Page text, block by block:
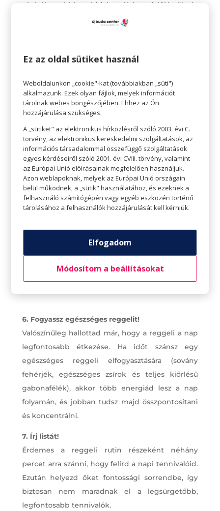
sétáról a kiskutyáddal, néhány felülésről és
fekvőtámaszról vagy bármi másról, a napot
megfelelő a számodra, és ütemezd be a
hosszúnak vagy intenzívnek lennie, csak legyen
minden reggel egy kis mozgás. Aki reggel edz,
egész nap jól érzi magát, és az anyagcseréjének
is lendületet ad. Te se hagyd ki!
6. Fogyassz egészséges reggelit!
Valószínűleg hallottad már, hogy a reggeli a nap
legfontosabb étkezése. Ha időt szánsz egy
egészséges reggeli elfogyasztására (sovány
fehérjék, egészséges zsírok és teljes kiőrlésű
gabonafélék), akkor több energiád lesz a nap
folyamán, és jobban tudsz majd összpontosítani
és koncentrálni.
7. Írj listát!
Érdemes a reggeli rutin részeként néhány
percet arra szánni, hogy felírd a napi tennivalóid.
Ezután helyezd őket fontossági sorrendbe, így
biztosan nem maradnak el a legsürgetőbb,
legfontosabb tennivalók.
Ez az oldal sütiket használ
Weboldalunkon „cookie"-kat (továbbiakban „süti")
alkalmazunk. Ezek olyan fájlok, melyek információt
tárolnak webes böngészőjében. Ehhez az Ön
hozzájárulása szükséges.
A „sütiket" az elektronikus hírközlésről szóló 2003. évi C.
törvény, az elektronikus kereskedelmi szolgáltatások, az
információs társadalommal összefüggő szolgáltatások
egyes kérdéseiről szóló 2001. évi CVIII. törvény, valamint
az Európai Unió előírásainak megfelelően használjuk.
Azon weblapoknak, melyek az Európai Unió országain
belül működnek, a „sütik" használatához, és ezeknek a
felhasználó számítógépén vagy egyéb eszközén történő
tárolásához a felhasználók hozzájárulását kell kérniük.
Elfogadom
Módosítom a beállításokat